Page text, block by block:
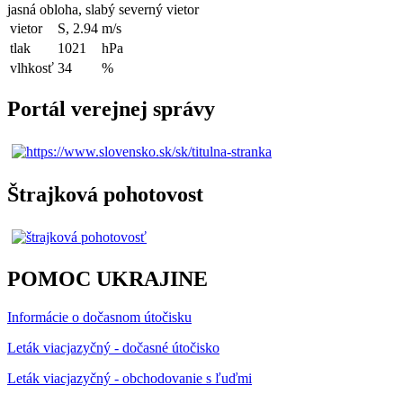
jasná obloha, slabý severný vietor
vietor
S, 2.94 m/s
tlak
1021
hPa
vlhkosť 34 %
Portál verejnej správy
Štrajková pohotovost
POMOC UKRAJINE
Informácie o dočasnom útočisku
Leták viacjazyčný - dočasné útočisko
Leták viacjazyčný - obchodovanie s ľuďmi